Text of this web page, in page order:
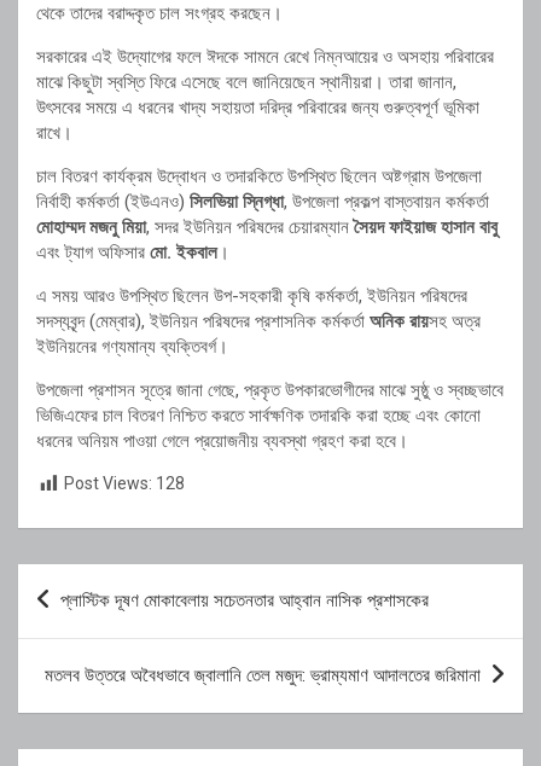
থেকে তাদের বরাদ্দকৃত চাল সংগ্রহ করছেন।
সরকারের এই উদ্যোগের ফলে ঈদকে সামনে রেখে নিম্নআয়ের ও অসহায় পরিবারের
মাঝে কিছুটা স্বস্তি ফিরে এসেছে বলে জানিয়েছেন স্থানীয়রা। তারা জানান,
উৎসবের সময়ে এ ধরনের খাদ্য সহায়তা দরিদ্র পরিবারের জন্য গুরুত্বপূর্ণ ভূমিকা
রাখে।
চাল বিতরণ কার্যক্রম উদ্বোধন ও তদারকিতে উপস্থিত ছিলেন অষ্টগ্রাম উপজেলা
নির্বাহী কর্মকর্তা (ইউএনও) সিলভিয়া স্নিগ্ধা, উপজেলা প্রকল্প বাস্তবায়ন কর্মকর্তা
মোহাম্মদ মজনু মিয়া, সদর ইউনিয়ন পরিষদের চেয়ারম্যানসৈয়দ ফাইয়াজ হাসান বাবু
এবং ট্যাগ অফিসার মো. ইকবাল।
এ সময় আরও উপস্থিত ছিলেন উপ-সহকারী কৃষি কর্মকর্তা, ইউনিয়ন পরিষদের
সদস্যবৃন্দ (মেম্বার), ইউনিয়ন পরিষদের প্রশাসনিক কর্মকর্তা অনিক রায়সহ অত্র
ইউনিয়নের গণ্যমান্য ব্যক্তিবর্গ।
উপজেলা প্রশাসন সূত্রে জানা গেছে, প্রকৃত উপকারভোগীদের মাঝে সুষ্ঠু ও স্বচ্ছভাবে
ভিজিএফের চাল বিতরণ নিশ্চিত করতে সার্বক্ষণিক তদারকি করা হচ্ছে এবং কোনো
ধরনের অনিয়ম পাওয়া গেলে প্রয়োজনীয় ব্যবস্থা গ্রহণ করা হবে।
Post Views: 128
Post
navigation
প্লাস্টিক দূষণ মোকাবেলায় সচেতনতার আহ্বান নাসিক প্রশাসকের
মতলব উত্তরে অবৈধভাবে জ্বালানি তেল মজুদ: ভ্রাম্যমাণ আদালতের জরিমানা